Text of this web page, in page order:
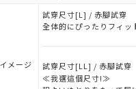
試穿尺寸[L] / 赤腳試穿
全体的にぴったりフィッ
試穿尺寸[LL] / 赤腳試穿
≪我選這個尺寸!≫